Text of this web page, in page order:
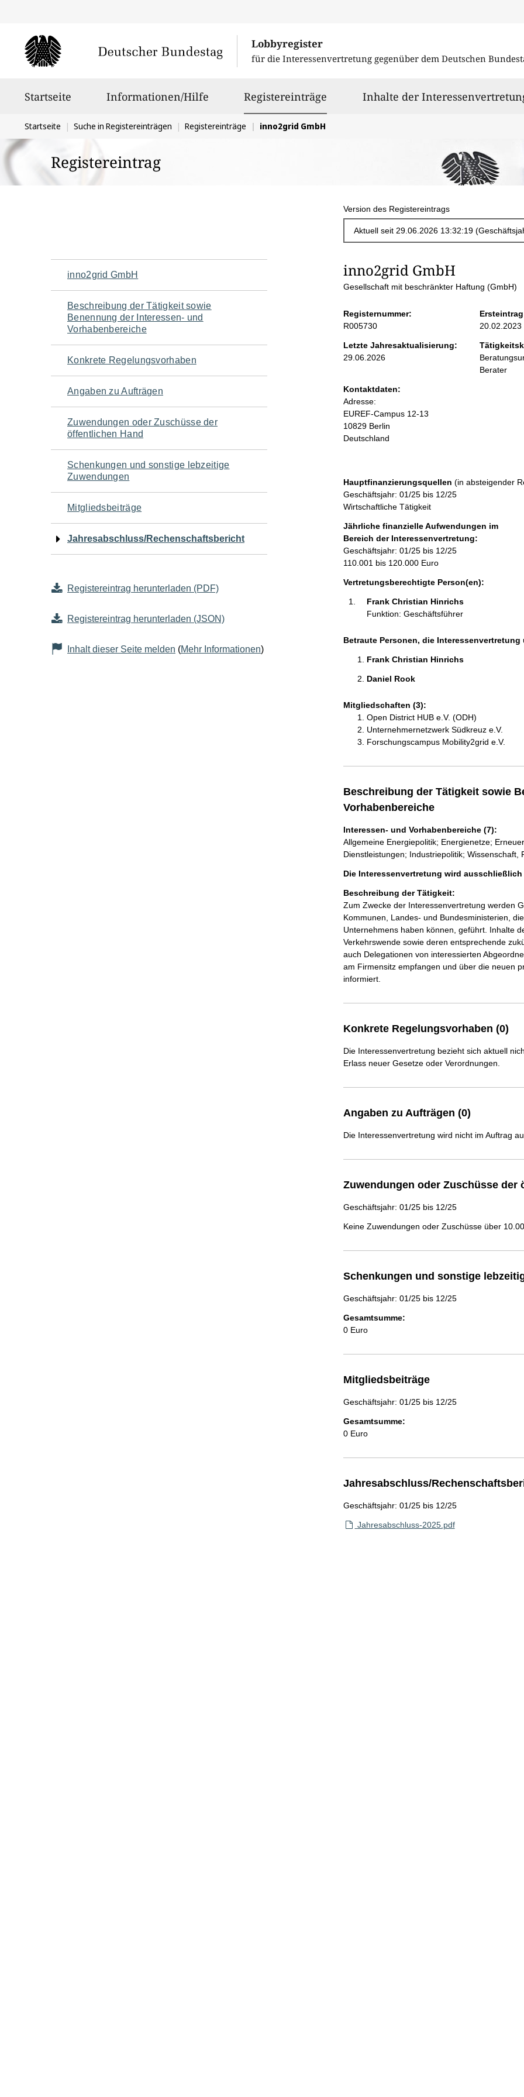
Lobbyregister
für die Interessenvertretung gegenüber dem Deutschen
Startseite Informationen/Hilfe Registereinträge ausgewähltInhalte der
Sie
befinden
sich
hier:
Startseite Suche in Registereinträgen Registereinträge inno2grid GmbH
Registereintrag
Version des Registereintrags
Navigation
für
den
Seiteninhalt
inno2grid GmbH
Beschreibung der Tätigkeit sowie
Benennung der Interessen- und
Vorhabenbereiche
Konkrete Regelungsvorhaben
Angaben zu Aufträgen
Zuwendungen oder Zuschüsse der
öffentlichen Hand
Schenkungen und sonstige lebzeitige
Zuwendungen
Mitgliedsbeiträge
Jahresabschluss/Rechenschaftsbericht
Registereintrag herunterladen (PDF)
Registereintrag herunterladen (JSON)
Inhalt dieser Seite melden (Mehr Informationen)
S
i
t
e
n
i
n
h
a
l
t
inno2grid GmbH
Gesellschaft mit beschränkter Haftung (GmbH)
Registernummer:
R005730
20.02.2023
Letzte Jahresaktualisierung:
29.06.2026
Berater
Kontaktdaten:
Adresse:
EUREF-Campus 12-13
10829 Berlin
Deutschland
Hauptfinanzierungsquellen (in absteigender
Geschäftsjahr: 01/25 bis 12/25
Wirtschaftliche Tätigkeit
Jährliche finanzielle Aufwendungen im
Bereich der Interessenvertretung:
Geschäftsjahr: 01/25 bis 12/25
110.001 bis 120.000 Euro
Vertretungsberechtigte Person(en):
Frank Christian Hinrichs
Funktion: Geschäftsführer
Betraute Personen, die
Frank Christian Hinrichs
Daniel Rook
Mitgliedschaften (3):
Open District HUB e.V. (ODH)
Unternehmernetzwerk Südkreuz e.V.
Forschungscampus Mobility2grid e.V.
Beschreibung der Tätigkeit sowie
Vorhabenbereiche
Interessen- und Vorhabenbereiche (7):
Allgemeine Energiepolitik; Energienetze;
Dienstleistungen; Industriepolitik; Wissenschaft,
Die Interessenvertretung wird
Beschreibung der Tätigkeit:
Zum Zwecke der Interessenvertretung werden
Kommunen, Landes- und Bundesministerien,
Unternehmens haben können, geführt. Inhalte
Verkehrswende sowie deren entsprechende
auch Delegationen von interessierten
am Firmensitz empfangen und über die neuen
informiert.
Konkrete Regelungsvorhaben (0)
Die Interessenvertretung bezieht sich aktuell
Erlass neuer Gesetze oder Verordnungen.
Angaben zu Aufträgen (0)
Die Interessenvertretung wird nicht im Auftrag
Zuwendungen oder Zuschüsse der
Geschäftsjahr: 01/25 bis 12/25
Keine Zuwendungen oder Zuschüsse über
Schenkungen und sonstige
Geschäftsjahr: 01/25 bis 12/25
Gesamtsumme:
0 Euro
Mitgliedsbeiträge
Geschäftsjahr: 01/25 bis 12/25
Gesamtsumme:
0 Euro
Jahresabschluss/
Geschäftsjahr: 01/25 bis 12/25
Jahresabschluss-2025.pdf